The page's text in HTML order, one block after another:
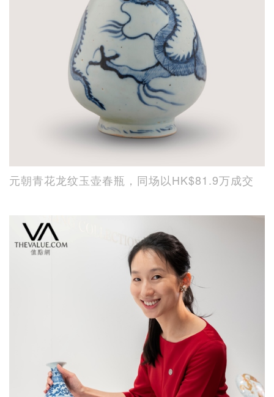
元朝青花龙纹玉壶春瓶，同场以HK$81.9万成交